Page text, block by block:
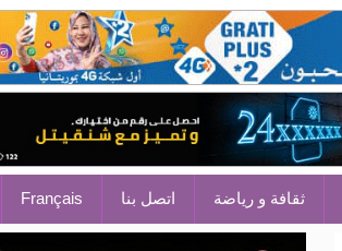
ثقافة و رياضة اتصل بنا Français